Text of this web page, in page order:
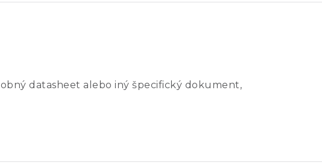
datasheet alebo iný špecifický dokument,